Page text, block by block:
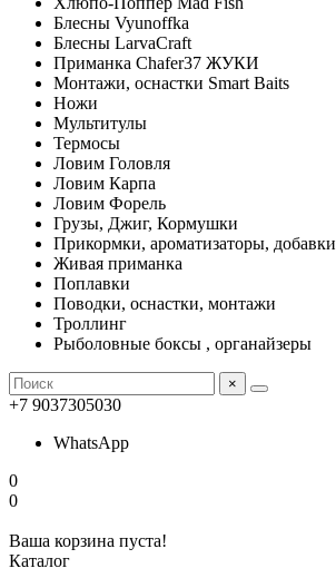
Блесны Vyunoffka
Блесны LarvaCraft
Приманка Chafer37 ЖУКИ
Монтажи, оснастки Smart Baits
Ножи
Мультитулы
Термосы
Ловим Головля
Ловим Карпа
Ловим Форель
Грузы, Джиг, Кормушки
Прикормки, ароматизаторы, добавки
Живая приманка
Поплавки
Поводки, оснастки, монтажи
Троллинг
Рыболовные боксы , органайзеры
×
+7 9037305030
WhatsApp
0
0
Ваша корзина пуста!
Каталог